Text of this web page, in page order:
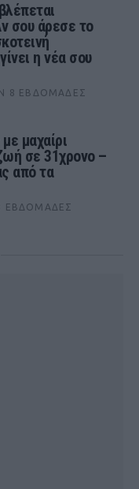
σου άρεσε το
η νέα σου
8 ΕΒΔΟΜΆΔΕΣ
μαχαίρι
σε 31χρονο –
από τα
ΕΒΔΟΜΆΔΕΣ